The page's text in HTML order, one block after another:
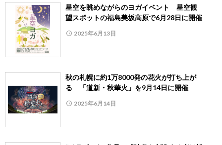
星空を眺めながらのヨガイベント 星空観
望スポットの福島美坂高原で6月28日に開催
2025年6月13日
秋の札幌に約1万8000発の花火が打ち上が
る 「道新・秋華火」を9月14日に開催
2025年6月14日